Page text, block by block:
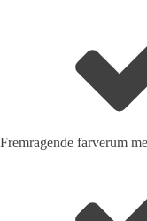
Fremragende farverum